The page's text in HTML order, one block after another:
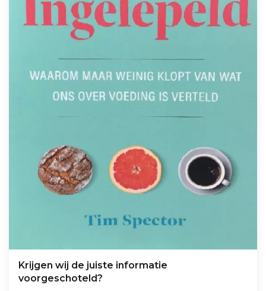
Krijgen wij de juiste informatie
voorgeschoteld?